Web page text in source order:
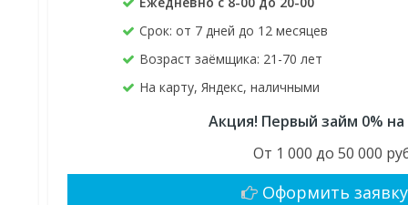
Срок: от 7 дней до 12 месяцев
Возраст заёмщика: 21-70 лет
На карту, Яндекс, наличными
Акция! Первый займ 0%
От 1 000 до 50 000
Оформить заявку